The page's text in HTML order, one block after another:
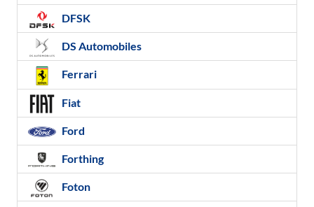
DFSK
DS Automobiles
Ferrari
Fiat
Ford
Forthing
Foton